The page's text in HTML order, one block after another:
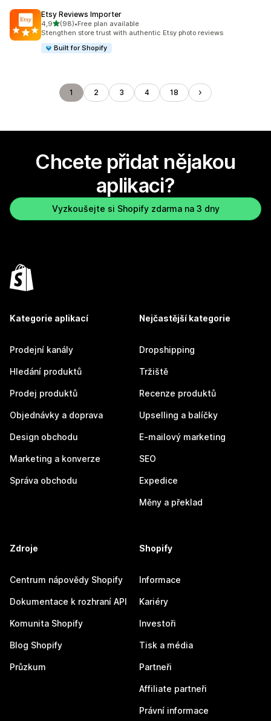
Etsy Reviews Importer
4,9z 5 hvězd
(98)
Celkový počet recenzí: 98
•Free plan available
Stengthen store trust with authentic Etsy photo reviews
Built for Shopify
1 2 3 4 18
Chcete přidat nějakou
aplikaci?
Vyzkoušejte si Shopify zdarma na 3 dny
Kategorie aplikací
Prodejní kanály
Hledání produktů
Prodej produktů
Objednávky a doprava
Design obchodu
Marketing a konverze
Správa obchodu
Nejčastější kategorie
Dropshipping
Tržiště
Recenze produktů
Upselling a balíčky
E-mailový marketing
SEO
Expedice
Měny a překlad
Zdroje
Centrum nápovědy Shopify
Dokumentace k rozhraní API
Komunita Shopify
Blog Shopify
Průzkum
Shopify
Informace
Kariéry
Investoři
Tisk a média
Partneři
Affiliate partneři
Právní informace